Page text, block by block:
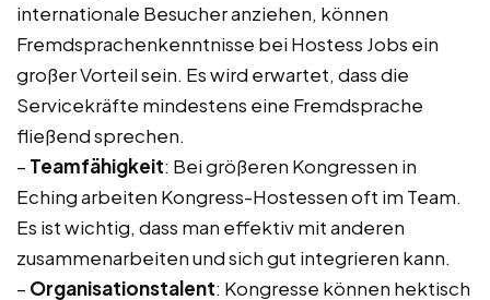
internationale Besucher anziehen, können
Fremdsprachenkenntnisse bei Hostess Jobs ein
großer Vorteil sein. Es wird erwartet, dass die
Servicekräfte mindestens eine Fremdsprache
fließend sprechen.
– Teamfähigkeit: Bei größeren Kongressen in
Eching arbeiten Kongress-Hostessen oft im Team.
Es ist wichtig, dass man effektiv mit anderen
zusammenarbeiten und sich gut integrieren kann.
– Organisationstalent: Kongresse können hektisch